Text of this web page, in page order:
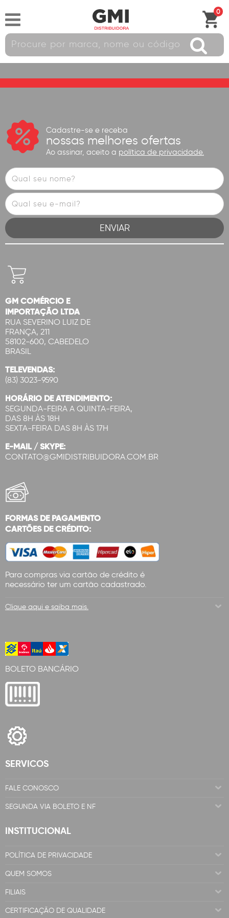
0
Cadastre-se e receba
nossas melhores ofertas
Ao assinar, aceito a política de privacidade.
GM COMÉRCIO E
IMPORTAÇÃO LTDA
RUA SEVERINO LUIZ DE
FRANÇA, 211
58102-600, CABEDELO
BRASIL
TELEVENDAS:
(83) 3023-9590
HORÁRIO DE ATENDIMENTO:
SEGUNDA-FEIRA A QUINTA-FEIRA,
DAS 8H ÀS 18H
SEXTA-FEIRA DAS 8H ÀS 17H
E-MAIL / SKYPE:
CONTATO@GMIDISTRIBUIDORA.COM.BR
FORMAS DE PAGAMENTO
CARTÕES DE CRÉDITO:
Para compras via cartão de crédito é
necessário ter um cartão cadastrado.
Clique aqui e saiba mais.
BOLETO BANCÁRIO
SERVICOS
FALE CONOSCO
SEGUNDA VIA BOLETO E NF
INSTITUCIONAL
POLÍTICA DE PRIVACIDADE
QUEM SOMOS
FILIAIS
CERTIFICAÇÃO DE QUALIDADE